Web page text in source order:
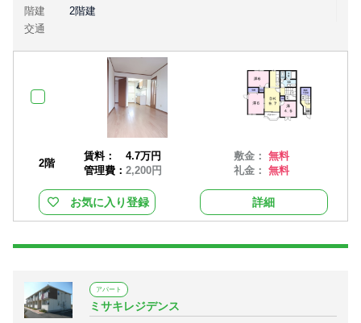
階建
2階建
交通
2階
賃料：
4.7万円
管理費： 2,200円
敷金：無料
礼金：無料
お気に入り登録 詳細
アパート
ミサキレジデンス